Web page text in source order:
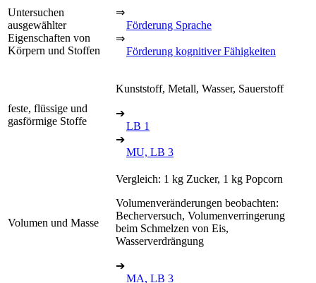
Untersuchen
ausgewählter
Eigenschaften von
Körpern und Stoffen
⇒
Förderung Sprache
⇒
Förderung kognitiver Fähigkeiten
feste, flüssige und
gasförmige Stoffe
Kunststoff, Metall, Wasser, Sauerstoff
➔
LB 1
➔
MU, LB 3
Volumen und Masse
Vergleich: 1 kg Zucker, 1 kg Popcorn
Volumenveränderungen beobachten:
Becherversuch, Volumenverringerung
beim Schmelzen von Eis,
Wasserverdrängung
➔
MA, LB 3